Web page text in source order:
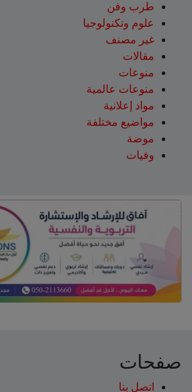
طرب وفن
علوم وتكنولوجيا
غير مصنف
مقالات
منوعات
منوعات عالمية
مواد إعلانية
مواضيع مختلفة
موضة
وفيات
صفحات
اتصل بنا